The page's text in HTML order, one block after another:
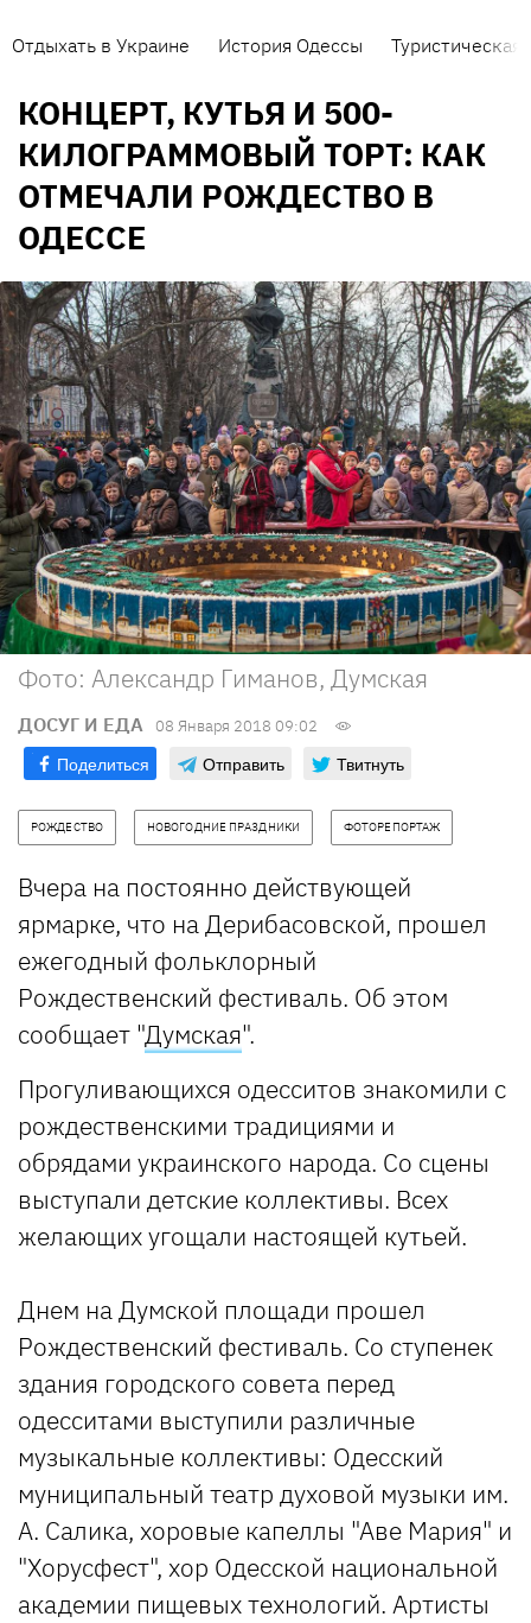
Отдыхать в Украине История Одессы Туристическая
КОНЦЕРТ, КУТЬЯ И 500-
КИЛОГРАММОВЫЙ ТОРТ: КАК
ОТМЕЧАЛИ РОЖДЕСТВО В
ОДЕССЕ
Фото: Александр Гиманов, Думская
ДОСУГ И ЕДА 08 Января 2018 09:02
Поделиться Отправить Твитнуть
РОЖДЕСТВО НОВОГОДНИЕ ПРАЗДНИКИ ФОТОРЕПОРТАЖ
Вчера на постоянно действующей
ярмарке, что на Дерибасовской, прошел
ежегодный фольклорный
Рождественский фестиваль. Об этом
сообщает "Думская".
Прогуливающихся одесситов знакомили с
рождественскими традициями и
обрядами украинского народа. Со сцены
выступали детские коллективы. Всех
желающих угощали настоящей кутьей.
Днем на Думской площади прошел
Рождественский фестиваль. Со ступенек
здания городского совета перед
одесситами выступили различные
музыкальные коллективы: Одесский
муниципальный театр духовой музыки им.
А. Салика, хоровые капеллы "Аве Мария" и
"Хорусфест", хор Одесской национальной
академии пищевых технологий. Артисты